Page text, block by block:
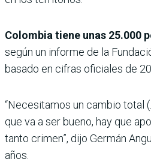
Colombia tiene unas 25.000
según un informe de la
basado en cifras oficiales de
“Necesitamos un cambio total
que va a ser bueno, hay que
tanto crimen”, dijo Germán
años.